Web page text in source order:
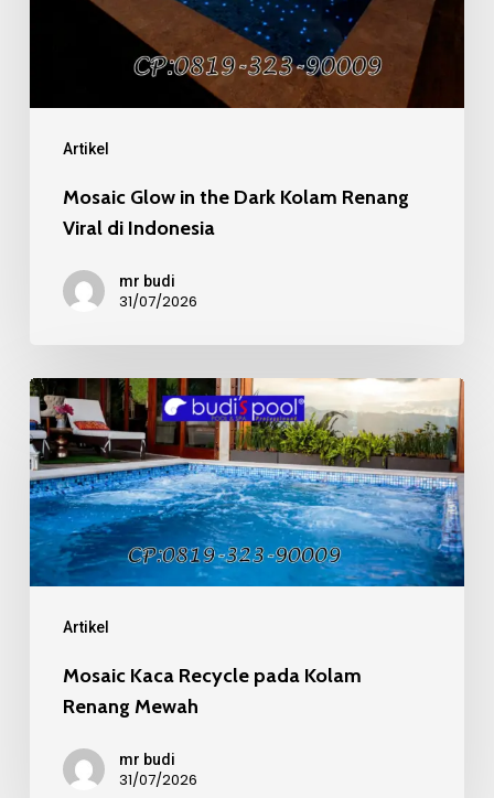
Artikel
Renang
Mosaic Glow in the Dark Kolam Renang
Viral di Indonesia
mr budi
31/07/2026
Artikel
Mosaic
Kaca
Recycle
pada
Kolam
Renang
Mosaic Kaca Recycle pada Kolam
Renang Mewah
mr budi
31/07/2026